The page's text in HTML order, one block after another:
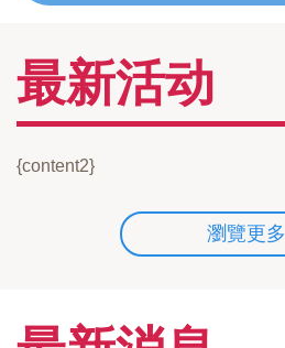
最新活动
{content2}
瀏覽更多